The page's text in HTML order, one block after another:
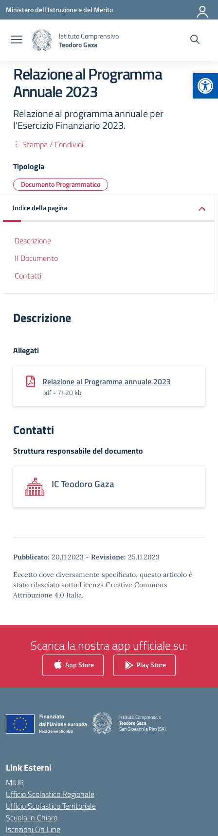
Vai ai contenuti
Vai al menu di navigazione
Vai al footer
Ministero dell'Istruzione e del Merito
Istituto Comprensivo
Teodoro Gaza
Relazione al Programma
Annuale 2023
Relazione al programma annuale per
l'Esercizio Finanziario 2023.
Stampa / Condividi
Tipologia
Documento Programmatico
Indice della pagina
Descrizione
Il Documento
Contatti
Descrizione
Allegati
Relazione al Programma annuale 2023
pdf - 7420 kb
Contatti
Struttura responsabile del documento
IC Teodoro Gaza
Pubblicato: 20.11.2023 - Revisione: 25.11.2023
Eccetto dove diversamente specificato, questo articolo è
stato rilasciato sotto Licenza Creative Commons
Attribuzione 4.0 Italia.
Scarica la nostra app ufficiale su:
App Store Play Store
Istituto Comprensivo
Teodoro Gaza
San Giovanni a Piro (SA)
Link Esterni
MIUR
Ufficio Scolastico Regionale
Ufficio Scolastico Territoriale
Scuola in Chiaro
Iscrizioni On Line